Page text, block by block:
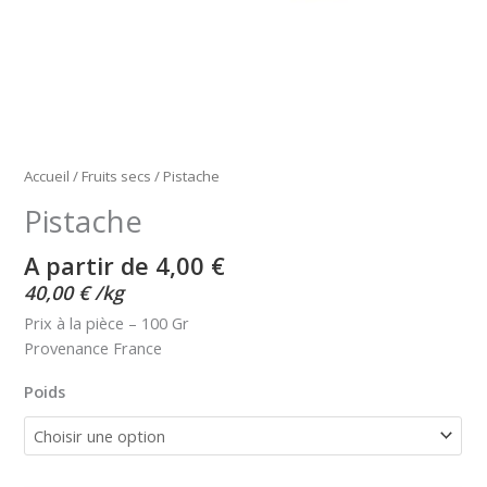
Accueil / Fruits secs / Pistache
Pistache
A partir de 4,00 €
40,00€ /kg
Prix à la pièce – 100 Gr
Provenance France
Poids